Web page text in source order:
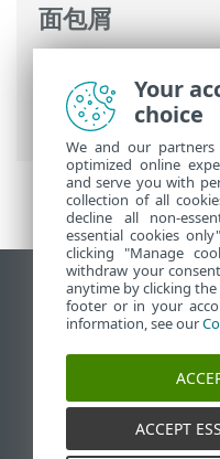
面包屑
ESET PROTECT>
任务>客户端任务
查看桌面站点
End of Life
ESET 知识库
ESET Status Portal
区域支持
Your
choice
We and our
optimized online
and serve you with
collection of all
decline all non-
essential cookies
clicking "Manage
withdraw your
anytime by clicking
footer or in your
information, see our
ACCEPT